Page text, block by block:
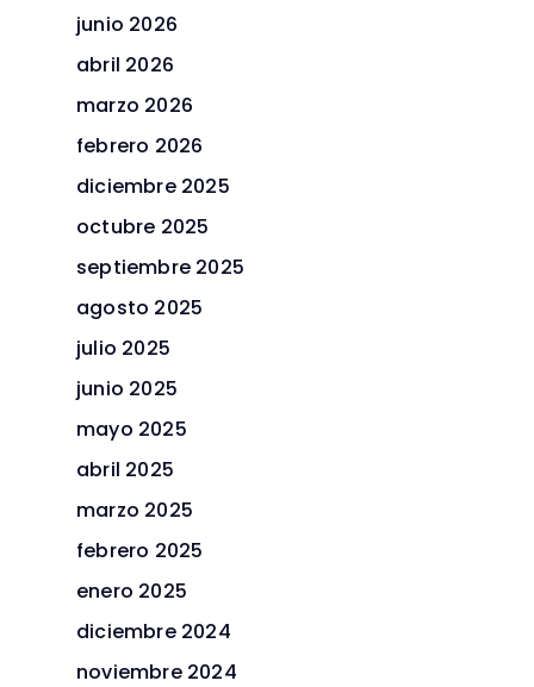
junio 2026
abril 2026
marzo 2026
febrero 2026
diciembre 2025
octubre 2025
septiembre 2025
agosto 2025
julio 2025
junio 2025
mayo 2025
abril 2025
marzo 2025
febrero 2025
enero 2025
diciembre 2024
noviembre 2024